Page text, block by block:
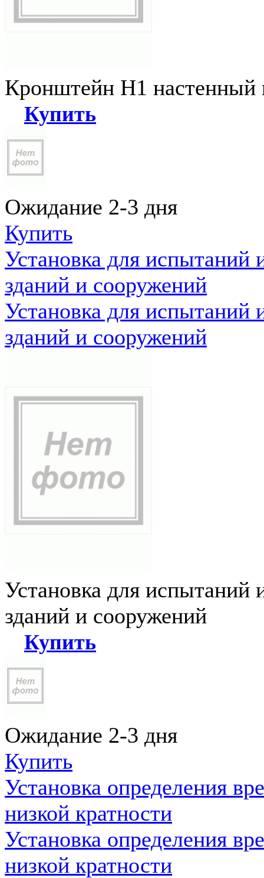
Кронштейн Н1
Купить
Ожидание 2-3 дня
Купить
Установка для испытаний
зданий и сооружений
Установка для испытаний
зданий и сооружений
Установка для испытаний
зданий и сооружений
Купить
Ожидание 2-3 дня
Купить
Установка определения
низкой кратности
Установка определения
низкой кратности